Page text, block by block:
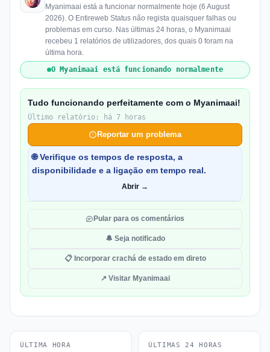
Myanimaai está a funcionar normalmente hoje (6 August
2026). O Entireweb Status não regista quaisquer falhas ou
problemas em curso. Nas últimas 24 horas, o Myanimaai
recebeu 1 relatórios de utilizadores, dos quais 0 foram na
última hora.
O Myanimaai está funcionando normalmente
Tudo funcionando perfeitamente com o Myanimaai!
Último relatório: há 7 horas
Reportar um problema
🌐 Verifique os tempos de resposta, a
disponibilidade e a ligação em tempo real.
Abrir →
Pular para os comentários
🔔 Seja notificado
📋 Incorporar crachá de estado em direto
↗ Visitar Myanimaai
ÚLTIMA HORA ÚLTIMAS 24 HORAS